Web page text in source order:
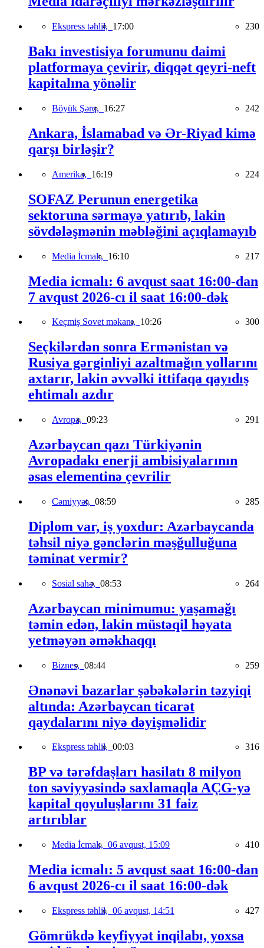
Ekspress təhlil, 17:00 230
Bakı investisiya forumunu daimi
platformaya çevirir, diqqət qeyri-neft
kapitalına yönəlir
Böyük Şərq, 16:27 242
Ankara, İslamabad və Ər-Riyad kimə
qarşı birləşir?
Amerika, 16:19 224
SOFAZ Perunun energetika
sektoruna sərmayə yatırıb, lakin
sövdələşmənin məbləğini açıqlamayıb
Media İcmalı, 16:10 217
Media icmalı: 6 avqust saat 16:00-dan
7 avqust 2026-cı il saat 16:00-dək
Keçmiş Sovet məkanı, 10:26 300
Seçkilərdən sonra Ermənistan və
Rusiya gərginliyi azaltmağın yollarını
axtarır, lakin əvvəlki ittifaqa qayıdış
ehtimalı azdır
Avropa, 09:23 291
Azərbaycan qazı Türkiyənin
Avropadakı enerji ambisiyalarının
əsas elementinə çevrilir
Cəmiyyət, 08:59 285
Diplom var, iş yoxdur: Azərbaycanda
təhsil niyə gənclərin məşğulluğuna
təminat vermir?
Sosial sahə, 08:53 264
Azərbaycan minimumu: yaşamağı
təmin edən, lakin müstəqil həyata
yetməyən əməkhaqqı
Biznes, 08:44 259
Ənənəvi bazarlar şəbəkələrin təzyiqi
altında: Azərbaycan ticarət
qaydalarını niyə dəyişməlidir
Ekspress təhlil, 00:03 316
BP və tərəfdaşları hasilatı 8 milyon
ton səviyyəsində saxlamaqla AÇG-yə
kapital qoyuluşlarını 31 faiz
artırıblar
Media İcmalı, 06 avqust, 15:09 410
Media icmalı: 5 avqust saat 16:00-dan
6 avqust 2026-cı il saat 16:00-dək
Ekspress təhlil, 06 avqust, 14:51 427
Gömrükdə keyfiyyət inqilabı, yoxsa